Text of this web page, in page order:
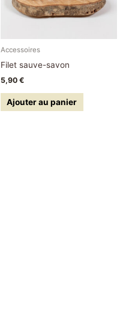
Accessoires
Filet sauve-savon
5,90 €
Ajouter au panier